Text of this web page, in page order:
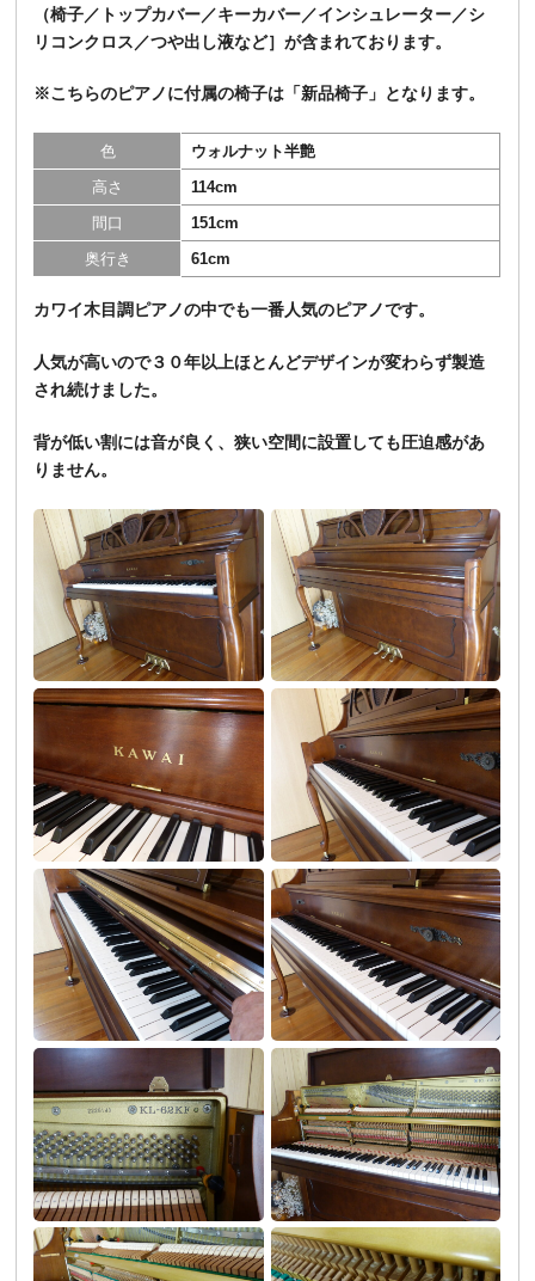
（椅子／トップカバー／キーカバー／インシュレーター／シ
リコンクロス／つや出し液など］が含まれております。
※こちらのピアノに付属の椅子は「新品椅子 」となります。
色
ウォルナット半艶
高さ
114cm
間口
151cm
奥行き
61cm
カワイ木目調ピアノの中でも一番人気のピアノです。
人気が高いので３０年以上ほとんどデザインが変わらず製造
され続けました。
背が低い割には音が良く、狭い空間に設置しても圧迫感があ
りません。